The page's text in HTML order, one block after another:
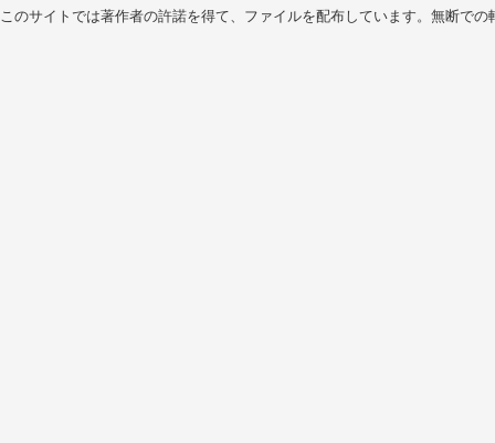
このサイトでは著作者の許諾を得て、ファイルを配布しています。無断での